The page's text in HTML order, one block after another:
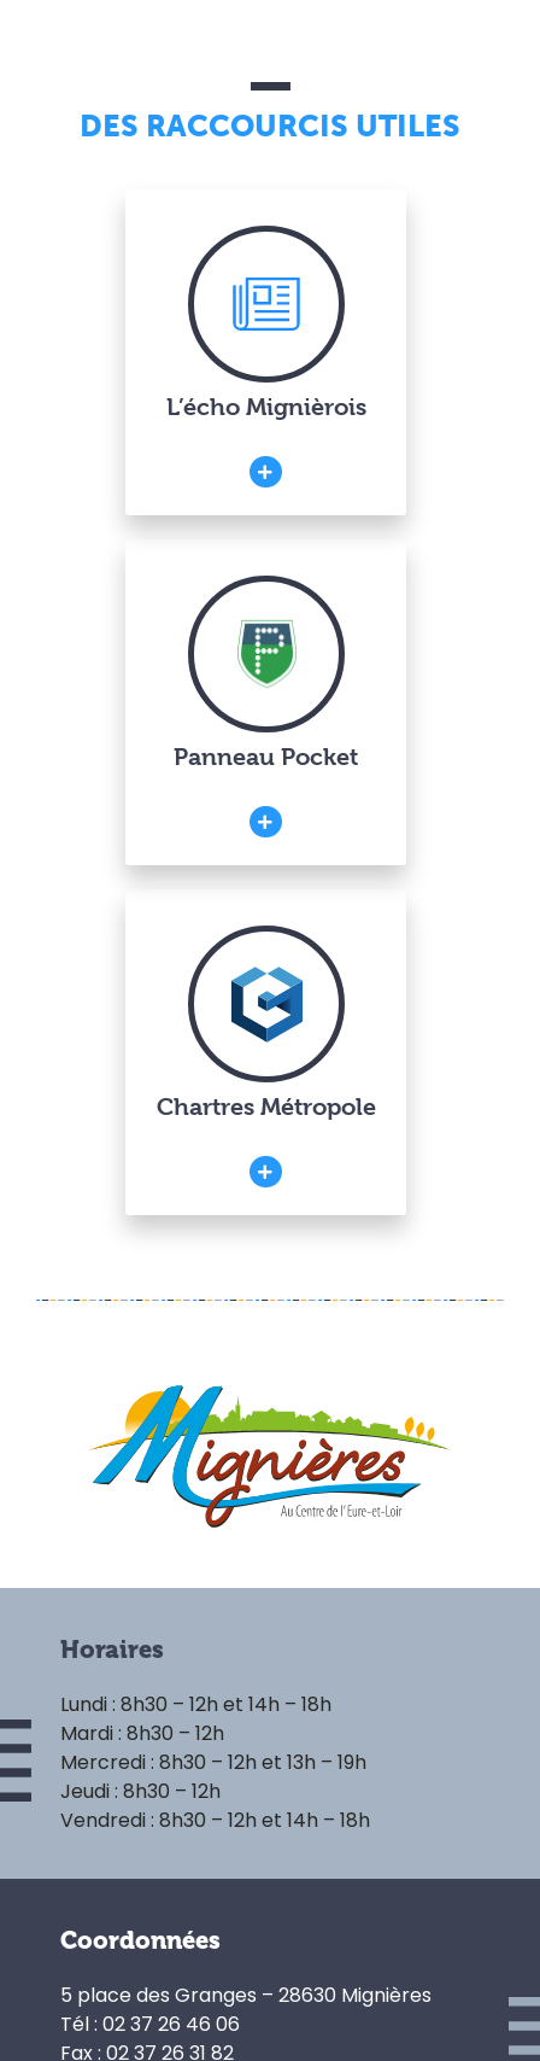
DES RACCOURCIS UTILES
L’écho Mignièrois
Panneau Pocket
Chartres Métropole
Horaires
Lundi : 8h30 – 12h et 14h – 18h
Mardi : 8h30 – 12h
Mercredi : 8h30 – 12h et 13h – 19h
Jeudi : 8h30 – 12h
Vendredi : 8h30 – 12h et 14h – 18h
Coordonnées
5 place des Granges – 28630 Mignières
Tél : 02 37 26 46 06
Fax : 02 37 26 31 82